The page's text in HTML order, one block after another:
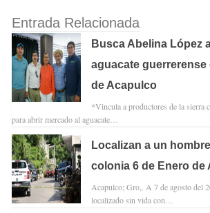
Entrada Relacionada
Busca Abelina López
aguacate
de Acapulco
*Vincula a productores de la sierra
para abrir mercado al aguacate…
Localizan a un
colonia 6 de Enero de
Acapulco; Gro,. A 7 de agosto del
localizado sin vida con…